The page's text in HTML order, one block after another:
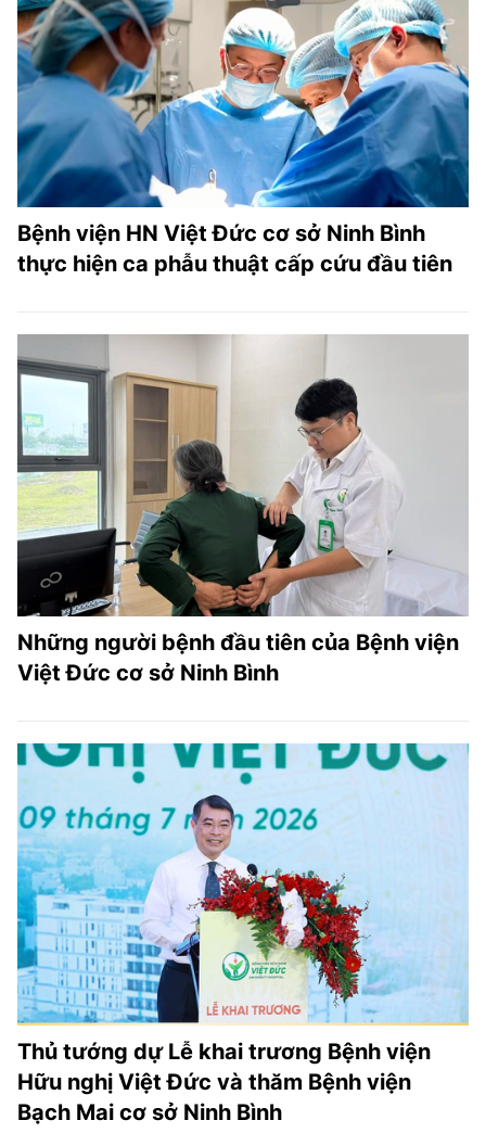
Bệnh viện HN Việt Đức cơ sở Ninh Bình
thực hiện ca phẫu thuật cấp cứu đầu tiên
Những người bệnh đầu tiên của Bệnh viện
Việt Đức cơ sở Ninh Bình
Thủ tướng dự Lễ khai trương Bệnh viện
Hữu nghị Việt Đức và thăm Bệnh viện
Bạch Mai cơ sở Ninh Bình